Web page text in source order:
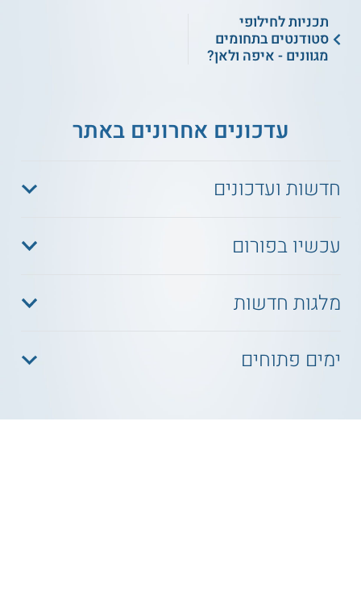
תכניות לחילופי
סטודנטים בתחומים
מגוונים - איפה ולאן?
עדכונים אחרונים באתר
חדשות ועדכונים
עכשיו בפורום
מלגות חדשות
ימים פתוחים